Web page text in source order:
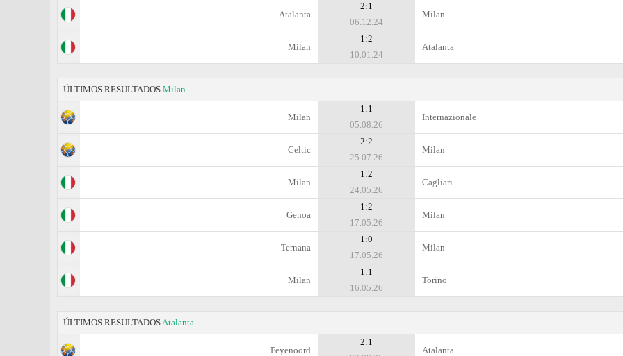
Atalanta
2:1
06.12.24
Milan
Milan
1:2
10.01.24
Atalanta
ÚLTIMOS RESULTADOS Milan
Milan
1:1
05.08.26
Internazionale
Celtic
2:2
25.07.26
Milan
Milan
1:2
24.05.26
Cagliari
Genoa
1:2
17.05.26
Milan
Ternana
1:0
17.05.26
Milan
Milan
1:1
16.05.26
Torino
ÚLTIMOS RESULTADOSAtalanta
Feyenoord
2:1
Atalanta